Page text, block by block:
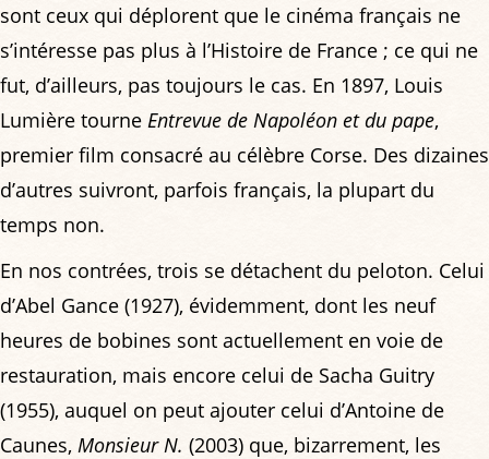
sont ceux qui déplorent que le cinéma français ne
s’intéresse pas plus à l’Histoire de France ; ce qui ne
fut, d’ailleurs, pas toujours le cas. En 1897, Louis
Lumière tourne Entrevue de Napoléon et du pape,
premier film consacré au célèbre Corse. Des dizaines
d’autres suivront, parfois français, la plupart du
temps non.
En nos contrées, trois se détachent du peloton. Celui
d’Abel Gance (1927), évidemment, dont les neuf
heures de bobines sont actuellement en voie de
restauration, mais encore celui de Sacha Guitry
(1955), auquel on peut ajouter celui d’Antoine de
Caunes, Monsieur N. (2003) que, bizarrement, les